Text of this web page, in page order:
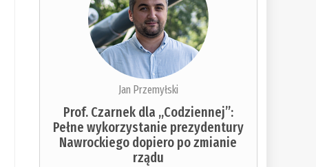
Jan Przemyłski
Prof. Czarnek dla „Codziennej”:
Pełne wykorzystanie prezydentury
Nawrockiego dopiero po zmianie
rządu